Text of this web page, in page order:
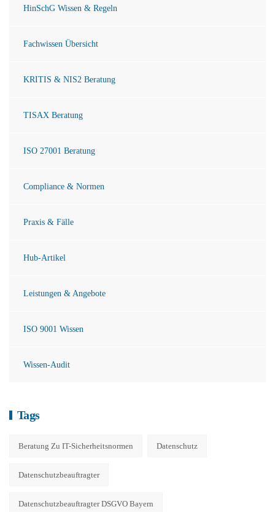
HinSchG Wissen & Regeln
Fachwissen Übersicht
KRITIS & NIS2 Beratung
TISAX Beratung
ISO 27001 Beratung
Compliance & Normen
Praxis & Fälle
Hub-Artikel
Leistungen & Angebote
ISO 9001 Wissen
Wissen-Audit
Tags
Beratung Zu IT-Sicherheitsnormen Datenschutz
Datenschutzbeauftragter
Datenschutzbeauftragter DSGVO Bayern